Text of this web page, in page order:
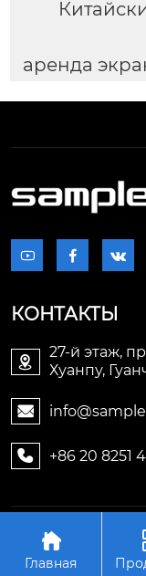
аренда
  
КОНТАКТЫ

27-й этаж,
Хуанпу,

 +86 20 8251
Авторское
Электронные

Главная